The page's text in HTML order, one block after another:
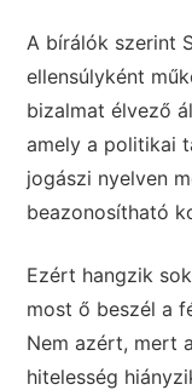
A bírálók szerint
ellensúlyként
bizalmat élvező
amely a politikai
jogászi nyelven
beazonosítható
Ezért hangzik
most ő beszél a
Nem azért, mert
hitelesség